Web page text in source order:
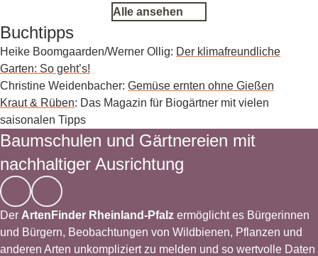
Alle ansehen
Buchtipps
Heike Boomgaarden/Werner Ollig: Der klimafreundliche
Garten: So geht’s!
© Ulmer
Christine Weidenbacher: Gemüse ernten ohne Gießen
Kraut & Rüben: Das Magazin für Biogärtner mit vielen
saisonalen Tipps
Baumschulen und Gärtnereien mit
nachhaltiger Ausrichtung
Der ArtenFinder Rheinland-Pfalz ermöglicht es Bürgerinnen
und Bürgern, Beobachtungen von Wildbienen, Pflanzen und
anderen Arten unkompliziert zu melden und so wertvolle Daten